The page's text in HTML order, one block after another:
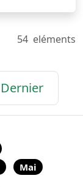
54 eléments
Dernier
Mai